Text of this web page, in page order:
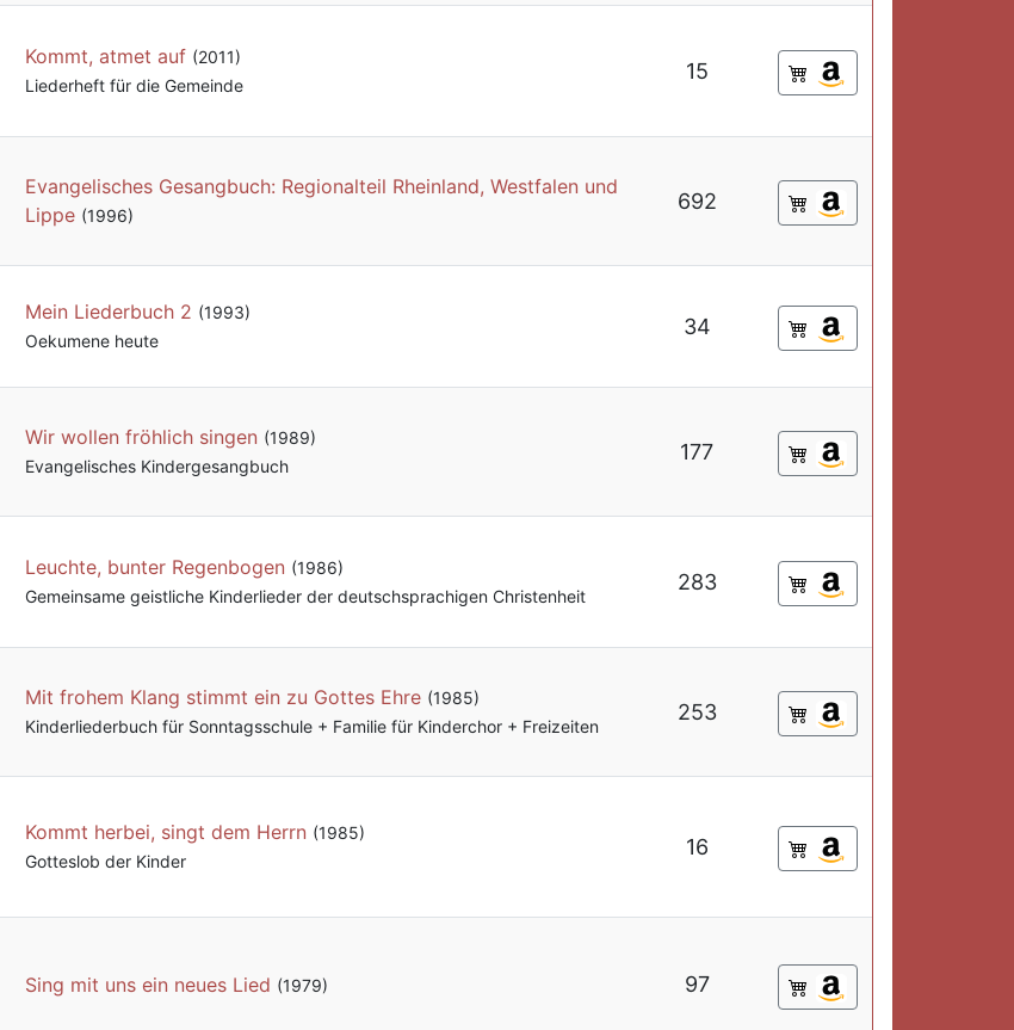
Kommt, atmet auf (2011)
Liederheft für die Gemeinde
15
Evangelisches Gesangbuch: Regionalteil Rheinland, Westfalen und
Lippe (1996)
692
Mein Liederbuch 2 (1993)
Oekumene heute
34
Wir wollen fröhlich singen (1989)
Evangelisches Kindergesangbuch
177
Leuchte, bunter Regenbogen (1986)
Gemeinsame geistliche Kinderlieder der deutschsprachigen Christenheit
283
Mit frohem Klang stimmt ein zu Gottes Ehre (1985)
Kinderliederbuch für Sonntagsschule + Familie für Kinderchor + Freizeiten
253
Kommt herbei, singt dem Herrn (1985)
Gotteslob der Kinder
16
Sing mit uns ein neues Lied (1979) 97